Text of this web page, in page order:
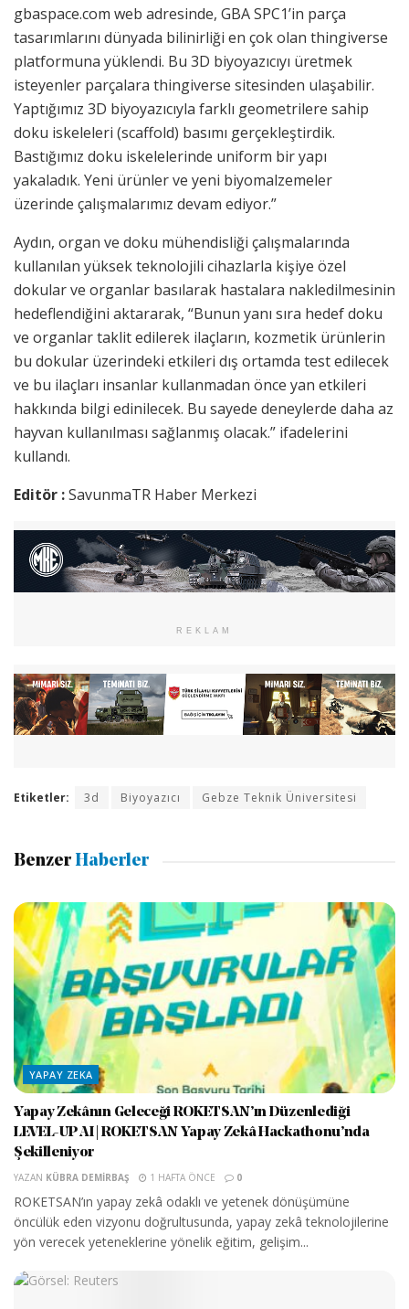
gbaspace.com web adresinde, GBA SPC1’in parça
tasarımlarını dünyada bilinirliği en çok olan thingiverse
platformuna yüklendi. Bu 3D biyoyazıcıyı üretmek
isteyenler parçalara thingiverse sitesinden ulaşabilir.
Yaptığımız 3D biyoyazıcıyla farklı geometrilere sahip
doku iskeleleri (scaffold) basımı gerçekleştirdik.
Bastığımız doku iskelelerinde uniform bir yapı
yakaladık. Yeni ürünler ve yeni biyomalzemeler
üzerinde çalışmalarımız devam ediyor.”
Aydın, organ ve doku mühendisliği çalışmalarında
kullanılan yüksek teknolojili cihazlarla kişiye özel
dokular ve organlar basılarak hastalara nakledilmesinin
hedeflendiğini aktararak, “Bunun yanı sıra hedef doku
ve organlar taklit edilerek ilaçların, kozmetik ürünlerin
bu dokular üzerindeki etkileri dış ortamda test edilecek
ve bu ilaçları insanlar kullanmadan önce yan etkileri
hakkında bilgi edinilecek. Bu sayede deneylerde daha az
hayvan kullanılması sağlanmış olacak.” ifadelerini
kullandı.
Editör :SavunmaTR Haber Merkezi
REKLAM
Etiketler: 3d Biyoyazıcı Gebze Teknik Üniversitesi
Benzer Haberler
YAPAY ZEKA
Yapay Zekânın Geleceği ROKETSAN’ın Düzenlediği
LEVEL-UP AI | ROKETSAN Yapay Zekâ Hackathonu’nda
Şekilleniyor
YAZAN KÜBRA DEMIRBAŞ 1 HAFTA ÖNCE 0
ROKETSAN’ın yapay zekâ odaklı ve yetenek dönüşümüne
öncülük eden vizyonu doğrultusunda, yapay zekâ teknolojilerine
yön verecek yeteneklerine yönelik eğitim, gelişim...